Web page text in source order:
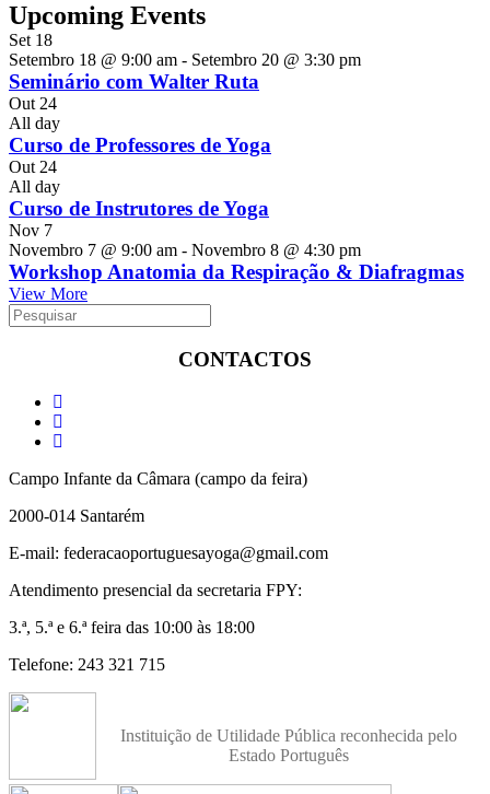
Upcoming Events
Set 18
Setembro 18 @ 9:00 am - Setembro 20 @ 3:30 pm
Seminário com Walter Ruta
Out 24
All day
Curso de Professores de Yoga
Out 24
All day
Curso de Instrutores de Yoga
Nov 7
Novembro 7 @ 9:00 am - Novembro 8 @ 4:30 pm
Workshop Anatomia da Respiração & Diafragmas
View More
CONTACTOS
Campo Infante da Câmara (campo da feira)
2000-014 Santarém
E-mail: federacaoportuguesayoga@gmail.com
Atendimento presencial da secretaria FPY:
3.ª, 5.ª e 6.ª feira das 10:00 às 18:00
Telefone: 243 321 715
Instituição de Utilidade Pública reconhecida pelo
Estado Português